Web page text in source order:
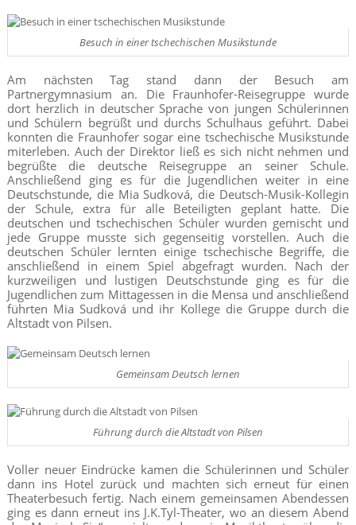
Besuch in einer tschechischen Musikstunde
Am nächsten Tag stand dann der Besuch am
Partnergymnasium an. Die Fraunhofer-Reisegruppe wurde
dort herzlich in deutscher Sprache von jungen Schülerinnen
und Schülern begrüßt und durchs Schulhaus geführt. Dabei
konnten die Fraunhofer sogar eine tschechische Musikstunde
miterleben. Auch der Direktor ließ es sich nicht nehmen und
begrüßte die deutsche Reisegruppe an seiner Schule.
Anschließend ging es für die Jugendlichen weiter in eine
Deutschstunde, die Mia Sudková, die Deutsch-Musik-Kollegin
der Schule, extra für alle Beteiligten geplant hatte. Die
deutschen und tschechischen Schüler wurden gemischt und
jede Gruppe musste sich gegenseitig vorstellen. Auch die
deutschen Schüler lernten einige tschechische Begriffe, die
anschließend in einem Spiel abgefragt wurden. Nach der
kurzweiligen und lustigen Deutschstunde ging es für die
Jugendlichen zum Mittagessen in die Mensa und anschließend
führten Mia Sudková und ihr Kollege die Gruppe durch die
Altstadt von Pilsen.
Gemeinsam Deutsch lernen
Führung durch die Altstadt von Pilsen
Voller neuer Eindrücke kamen die Schülerinnen und Schüler
dann ins Hotel zurück und machten sich erneut für einen
Theaterbesuch fertig. Nach einem gemeinsamen Abendessen
ging es dann erneut ins J.K.Tyl-Theater, wo an diesem Abend